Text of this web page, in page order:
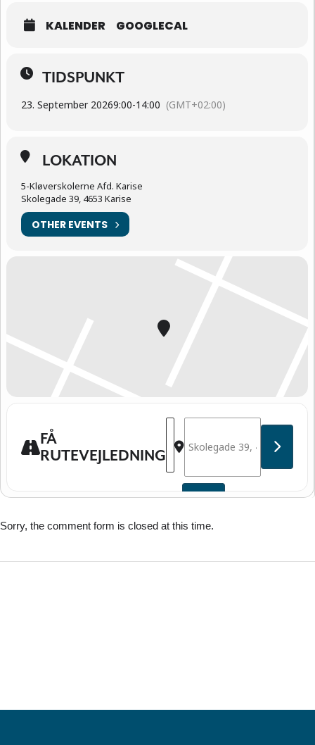
KALENDER GOOGLECAL
TIDSPUNKT
23. September 20269:00-14:00 (GMT+02:00)
LOKATION
5-Kløverskolerne Afd. Karise
Skolegade 39, 4653 Karise
OTHER EVENTS
FÅ
RUTEVEJLEDNING
Sorry, the comment form is closed at this time.